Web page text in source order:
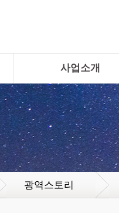
사업소개
광역스토리